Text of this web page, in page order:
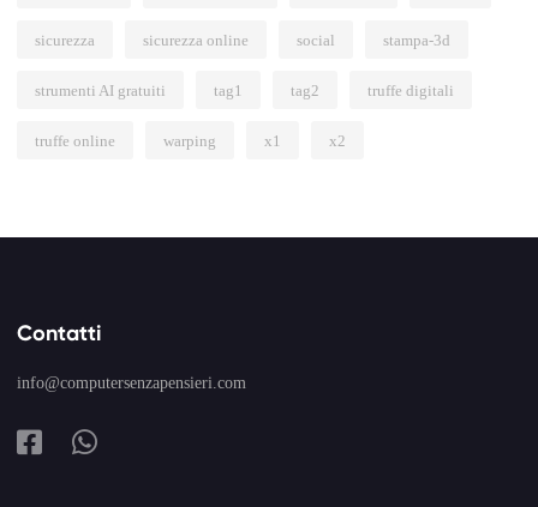
sicurezza sicurezza online social stampa-3d
strumenti AI gratuiti tag1 tag2 truffe digitali
truffe online warping x1 x2
Contatti
info@computersenzapensieri.com